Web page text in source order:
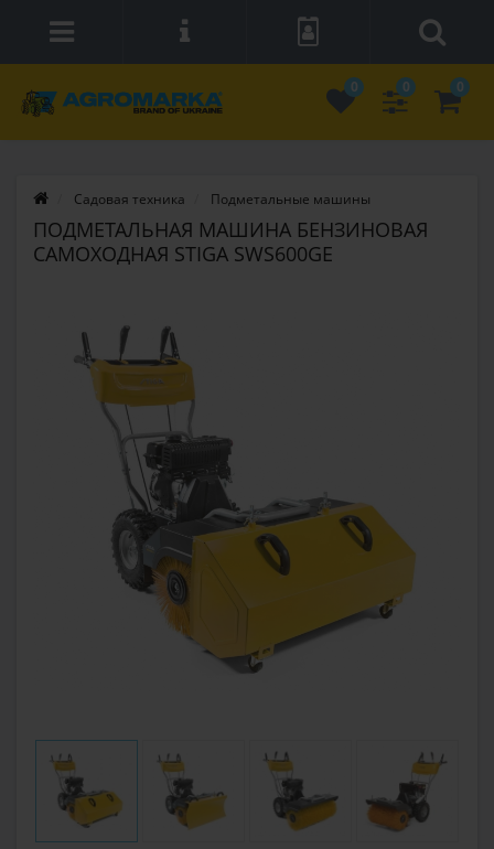
0 0 0
Садовая техника Подметальные машины
ПОДМЕТАЛЬНАЯ МАШИНА БЕНЗИНОВАЯ
САМОХОДНАЯ STIGA SWS600GE